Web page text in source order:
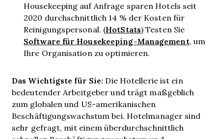
Housekeeping auf Anfrage sparen Hotels seit
2020 durchschnittlich 14 % der Kosten für
Reinigungspersonal. (HotStats) Testen Sie
Software für Housekeeping-Management, um
Ihre Organisation zu optimieren.
Das Wichtigste für Sie: Die Hotellerie ist ein
bedeutender Arbeitgeber und trägt maßgeblich
zum globalen und US-amerikanischen
Beschäftigungswachstum bei. Hotelmanager sind
sehr gefragt, mit einem überdurchschnittlich